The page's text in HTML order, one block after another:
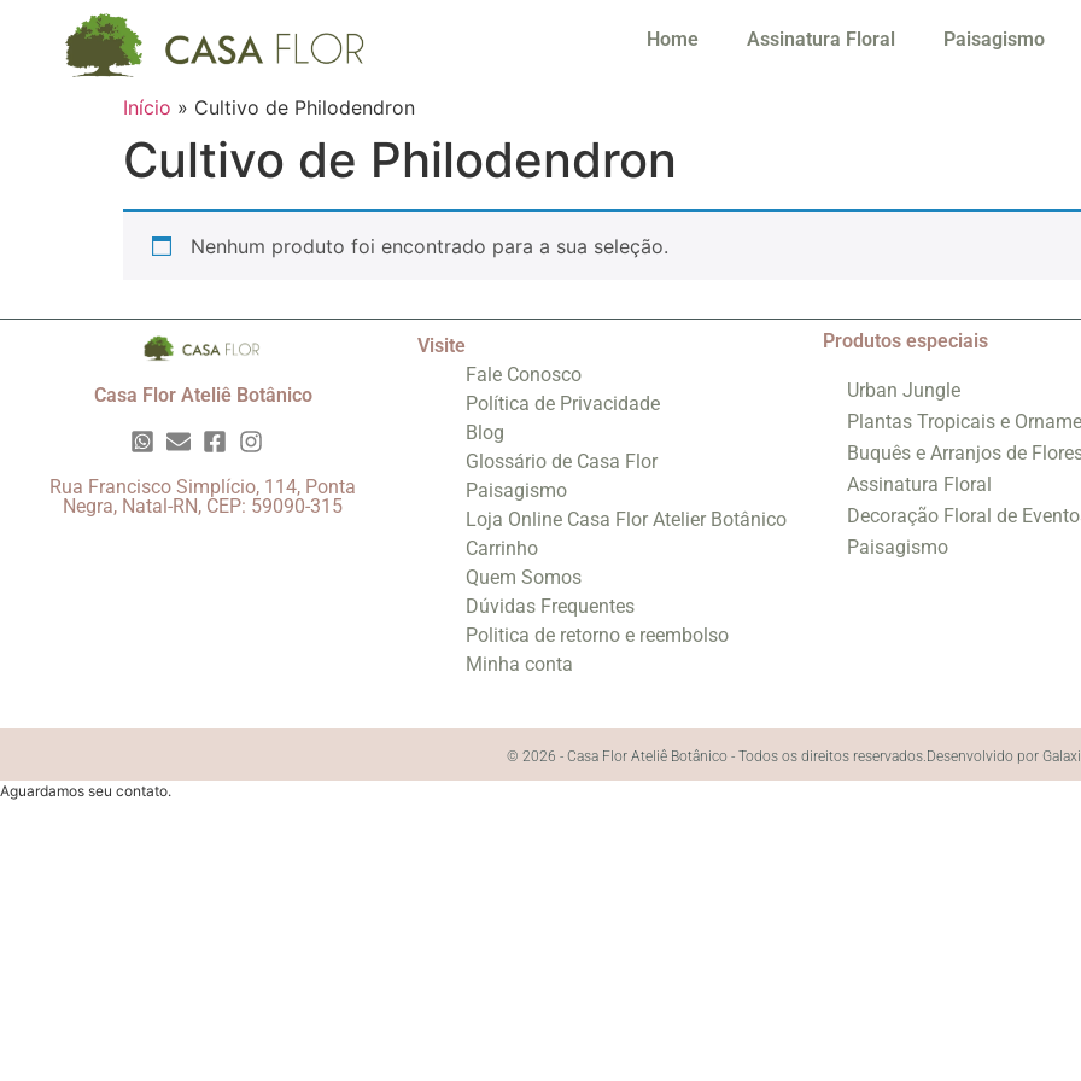
Home Assinatura Floral Paisagismo
Início » Cultivo de Philodendron
Cultivo de Philodendron
Nenhum produto foi encontrado para a sua seleção.
Casa Flor Ateliê Botânico
Rua Francisco Simplício, 114, Ponta
Negra, Natal-RN, CEP: 59090-315
Visite
Fale Conosco
Política de Privacidade
Blog
Glossário de Casa Flor
Paisagismo
Loja Online Casa Flor Atelier Botânico
Carrinho
Quem Somos
Dúvidas Frequentes
Politica de retorno e reembolso
Minha conta
Produtos especiais
Urban Jungle
Plantas Tropicais e
Buquês e Arranjos de
Assinatura Floral
Decoração Floral de
Paisagismo
© 2026 - Casa Flor Ateliê Botânico - Todos os direitos reservados.Desenvolvido por
Aguardamos seu contato.